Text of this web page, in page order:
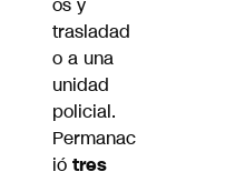
trasladad
o a una
unidad
policial.
Permanac
ió tres